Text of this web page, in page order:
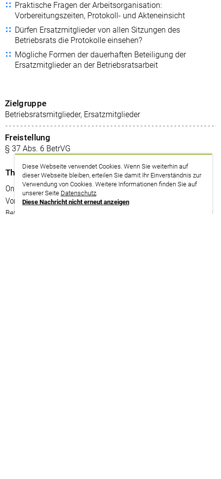
Diese Webseite verwendet Cookies. Wenn Sie weiterhin auf
dieser Webseite bleiben, erteilen Sie damit Ihr Einverständnis zur
Verwendung von Cookies. Weitere Informationen finden Sie auf
unserer Seite Datenschutz.
Diese Nachricht nicht erneut anzeigen
Praktische Fragen der Arbeitsorganisation:
Vorbereitungszeiten, Protokoll- und Akteneinsicht
Dürfen Ersatzmitglieder von allen Sitzungen des
Betriebsrats die Protokolle einsehen?
Mögliche Formen der dauerhaften Beteiligung der
Ersatzmitglieder an der Betriebsratsarbeit
Zielgruppe
Betriebsratsmitglieder, Ersatzmitglieder
Freistellung
§ 37 Abs. 6 BetrVG
Themenplan
Online-Seminar: Das Ersatzmitglied im Betriebsrat
Voraussetzungen für die Beteiligung an der
Betriebsratsarbeit, Rechte des Ersatzmitglieds